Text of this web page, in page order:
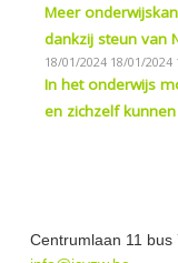
Meer
dankzij steun van
18/01/2024 18/01/2024
In het onderwijs
en zichzelf
Centrumlaan 11 bus